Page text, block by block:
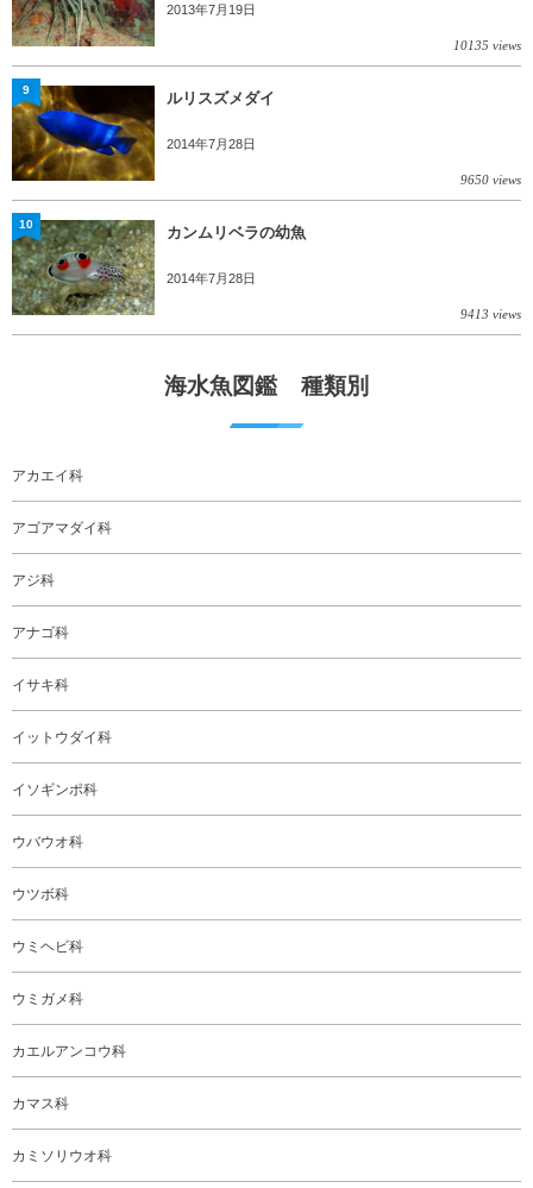
2013年7月19日
10135 views
ルリスズメダイ
2014年7月28日
9650 views
9
カンムリベラの幼魚
2014年7月28日
9413 views
10
海水魚図鑑 種類別
アカエイ科
アゴアマダイ科
アジ科
アナゴ科
イサキ科
イットウダイ科
イソギンポ科
ウバウオ科
ウツボ科
ウミヘビ科
ウミガメ科
カエルアンコウ科
カマス科
カミソリウオ科